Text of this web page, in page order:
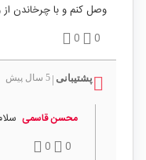
وصل کنم و با چرخاندن از ولتاژ ۳ و ۵ و ۱۲ مجزا
0
0
پشتیبانی 5 سال پیش
محسن قاسمی
0
0